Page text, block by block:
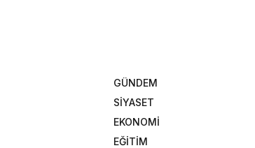
GÜNDEM
SİYASET
EKONOMİ
EĞİTİM